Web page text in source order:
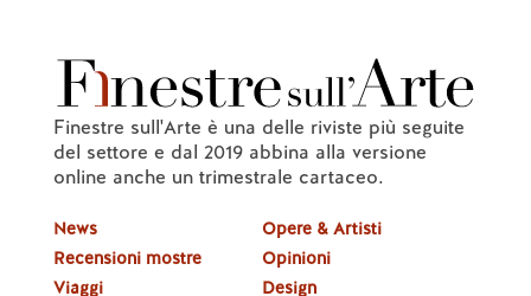
Finestre sull'Arte è una delle riviste più seguite
del settore e dal 2019 abbina alla versione
online anche un trimestrale cartaceo.
News
Recensioni mostre
Viaggi
Opere & Artisti
Opinioni
Design